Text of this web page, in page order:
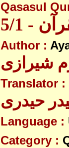
Qasasul
- 5/1
Author :
شیرازی
Translator :
حیدری
Language :
Category :